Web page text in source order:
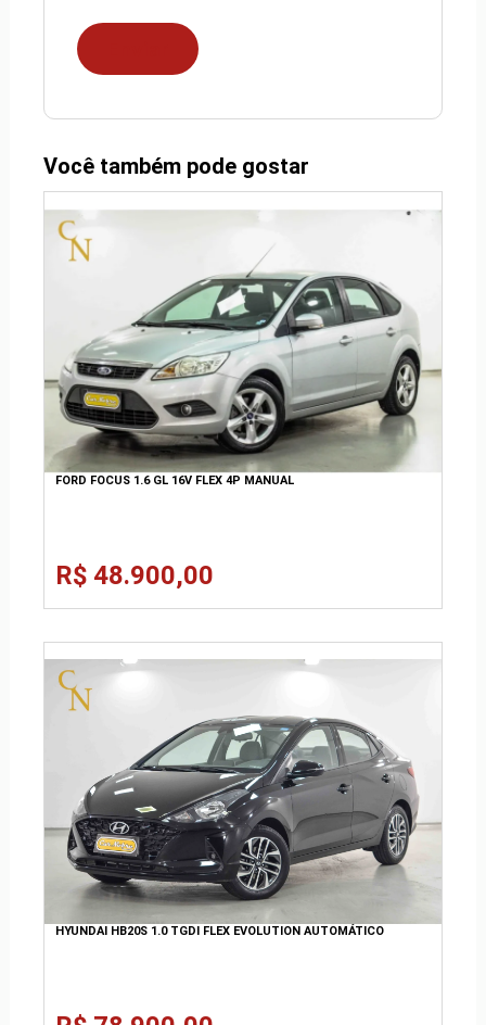
Você também pode gostar
FORD FOCUS 1.6 GL 16V FLEX 4P MANUAL
R$ 48.900,00
HYUNDAI HB20S 1.0 TGDI FLEX EVOLUTION AUTOMÁTICO